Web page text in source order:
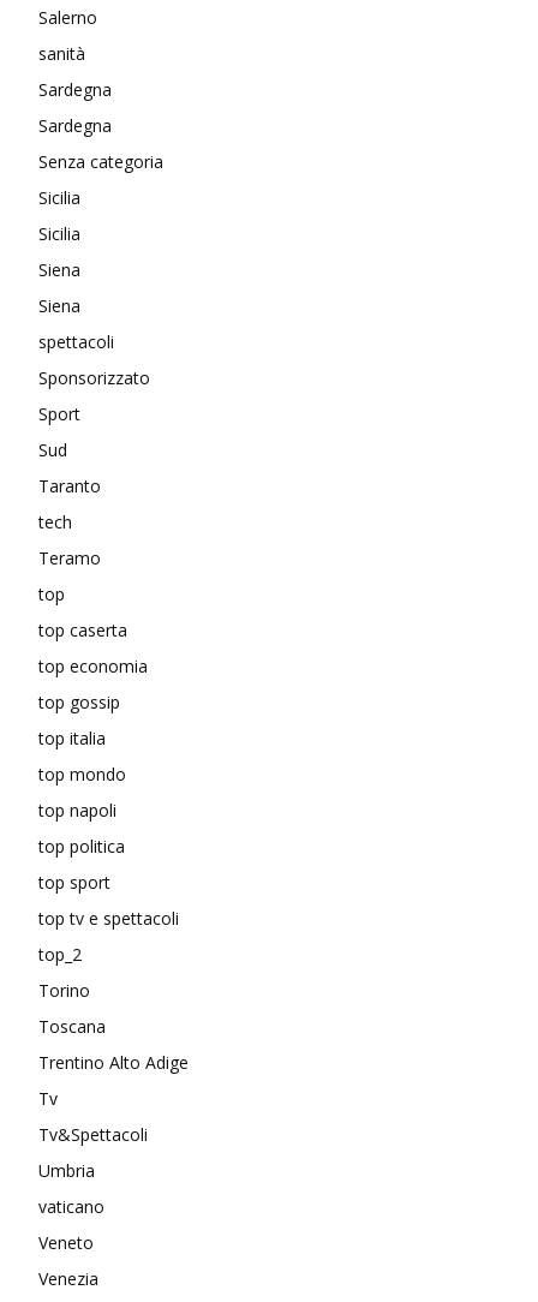
Salerno
sanità
Sardegna
Sardegna
Senza categoria
Sicilia
Sicilia
Siena
Siena
spettacoli
Sponsorizzato
Sport
Sud
Taranto
tech
Teramo
top
top caserta
top economia
top gossip
top italia
top mondo
top napoli
top politica
top sport
top tv e spettacoli
top_2
Torino
Toscana
Trentino Alto Adige
Tv
Tv&Spettacoli
Umbria
vaticano
Veneto
Venezia